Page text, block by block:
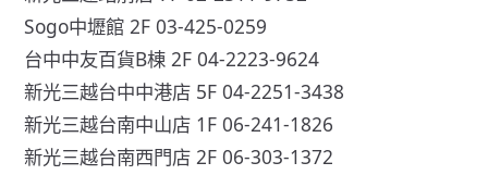
Sogo中壢館 2F 03-425-0259
台中中友百貨B棟 2F 04-2223-9624
新光三越台中中港店 5F 04-2251-3438
新光三越台南中山店 1F 06-241-1826
新光三越台南西門店 2F 06-303-1372